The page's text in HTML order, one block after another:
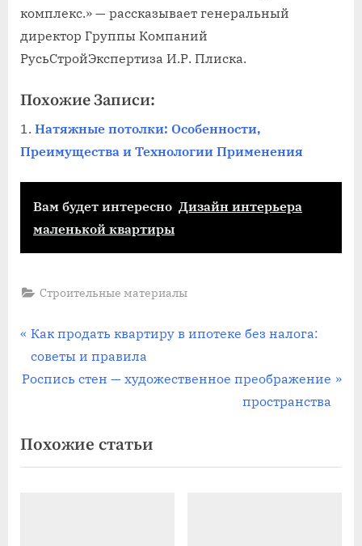
комплекс.» — рассказывает генеральный
директор Группы Компаний
РусьСтройЭкспертиза И.Р. Плиска.
Похожие Записи:
Натяжные потолки: Особенности,
Преимущества и Технологии Применения
Вам будет интересно Дизайн интерьера
маленькой квартиры
Строительные материалы
Навигация
по
П
р
е
д
у
Как продать квартиру в ипотеке без налога:
советы и правила
С
д
у
Роспись стен — художественное преображение
пространства
Похожие статьи